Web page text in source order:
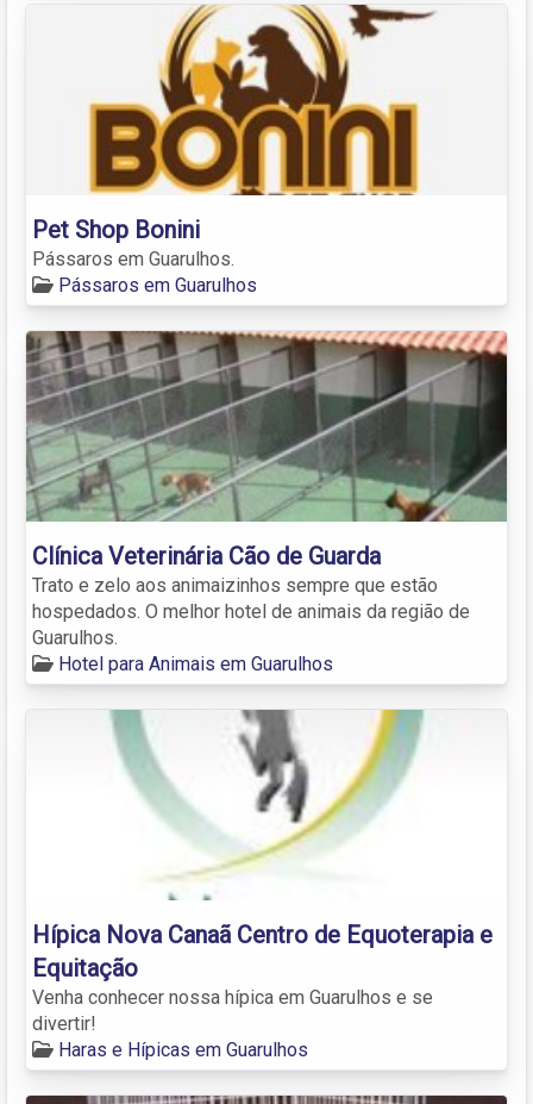
Pet Shop Bonini
Pássaros em Guarulhos.
Pássaros em Guarulhos
Clínica Veterinária Cão de Guarda
Trato e zelo aos animaizinhos sempre que estão
hospedados. O melhor hotel de animais da região de
Guarulhos.
Hotel para Animais em Guarulhos
Hípica Nova Canaã Centro de Equoterapia e
Equitação
Venha conhecer nossa hípica em Guarulhos e se
divertir!
Haras e Hípicas em Guarulhos